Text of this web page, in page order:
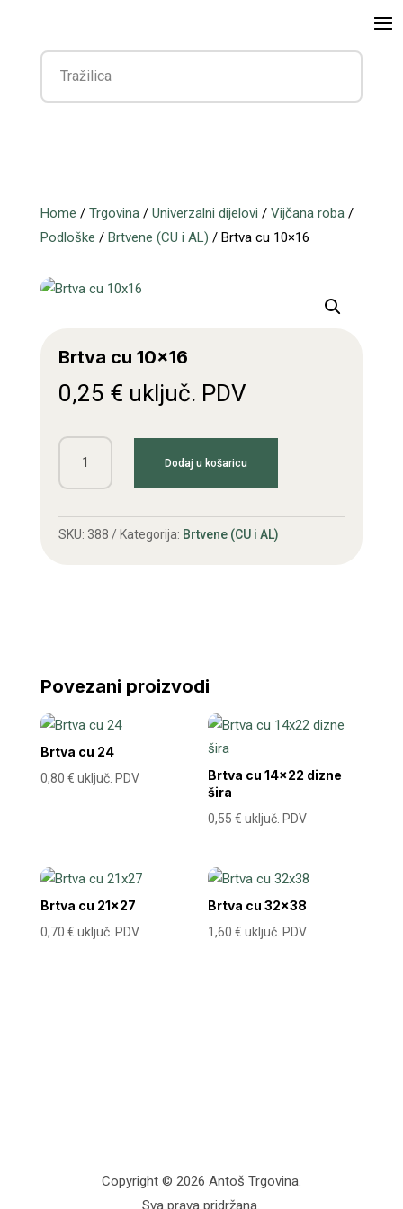
Home / Trgovina/ Univerzalni dijelovi / Vijčana roba/
Podloške / Brtvene (CU i AL) / Brtva cu 10×16
Brtva cu 10×16
0,25 € uključ. PDV
Brtva
količina
Dodaj u košaricu
SKU: 388 Kategorija: Brtvene (CU i AL)
Povezani proizvodi
Brtva cu 24
0,80 € uključ. PDV
Brtva cu 14×22 dizne
šira
0,55€ uključ. PDV
Brtva cu 21×27
0,70 € uključ. PDV
Brtva cu 32×38
1,60€ uključ. PDV
Copyright © 2026 Antoš Trgovina.